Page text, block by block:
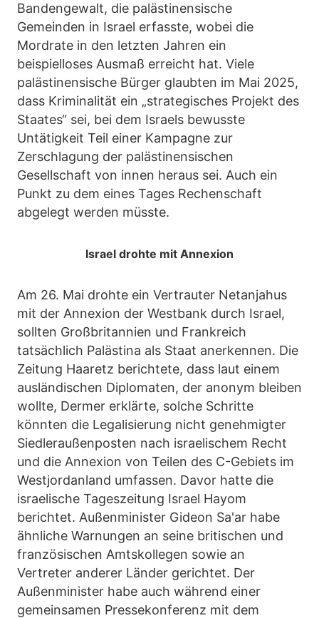
Bandengewalt, die palästinensische
Gemeinden in Israel erfasste, wobei die
Mordrate in den letzten Jahren ein
beispielloses Ausmaß erreicht hat. Viele
palästinensische Bürger glaubten im Mai 2025,
dass Kriminalität ein „strategisches Projekt des
Staates“ sei, bei dem Israels bewusste
Untätigkeit Teil einer Kampagne zur
Zerschlagung der palästinensischen
Gesellschaft von innen heraus sei. Auch ein
Punkt zu dem eines Tages Rechenschaft
abgelegt werden müsste.
Israel drohte mit Annexion
Am 26. Mai drohte ein Vertrauter Netanjahus
mit der Annexion der Westbank durch Israel,
sollten Großbritannien und Frankreich
tatsächlich Palästina als Staat anerkennen. Die
Zeitung Haaretz berichtete, dass laut einem
ausländischen Diplomaten, der anonym bleiben
wollte, Dermer erklärte, solche Schritte
könnten die Legalisierung nicht genehmigter
Siedleraußenposten nach israelischem Recht
und die Annexion von Teilen des C-Gebiets im
Westjordanland umfassen. Davor hatte die
israelische Tageszeitung Israel Hayom
berichtet. Außenminister Gideon Sa'ar habe
ähnliche Warnungen an seine britischen und
französischen Amtskollegen sowie an
Vertreter anderer Länder gerichtet. Der
Außenminister habe auch während einer
gemeinsamen Pressekonferenz mit dem